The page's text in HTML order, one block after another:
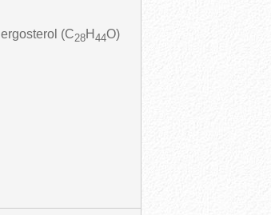
ergosterol (C28H 44O)